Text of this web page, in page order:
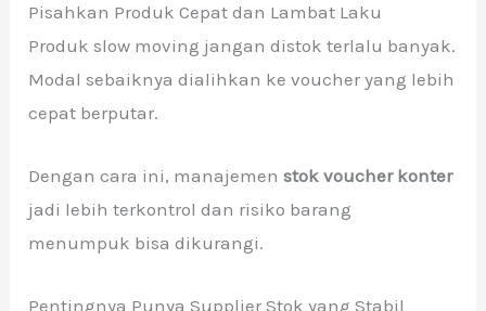
Pisahkan Produk Cepat dan Lambat Laku
Produk slow moving jangan distok terlalu banyak.
Modal sebaiknya dialihkan ke voucher yang lebih
cepat berputar.
Dengan cara ini, manajemenstok voucher konter
jadi lebih terkontrol dan risiko barang
menumpuk bisa dikurangi.
Pentingnya Punya Supplier Stok yang Stabil